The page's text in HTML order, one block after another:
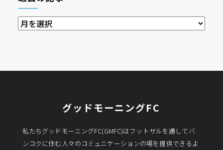
過
去
事
グッドモーニングFC
私たちグッドモーニングFC(GMFC)はフットサルを通してバ
ンコクに住む人々のコミュニケーションの場を提供できるよ